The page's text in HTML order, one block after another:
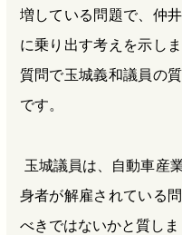
増している問題で、仲
に乗り出す考えを示し
質問で玉城義和議員の
です。
玉城議員は、自動車産
身者が解雇されている
べきではないかと質しま